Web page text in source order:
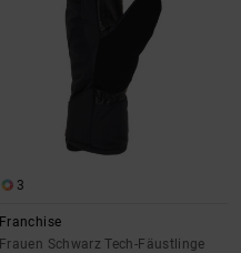
3
Franchise
Frauen Schwarz Tech-Fäustlinge